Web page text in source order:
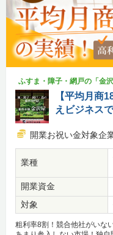
ふすま・障子・網戸の「金沢
【平均月商
えビジネス
開業お祝い金対象企
業種
開業資金
対象
粗利率8割！競合他社がいな